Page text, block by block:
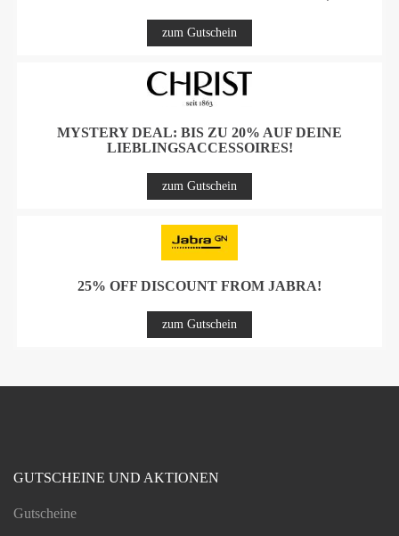
zum Gutschein
MYSTERY DEAL: BIS ZU 20% AUF DEINE
LIEBLINGSACCESSOIRES!
zum Gutschein
25% OFF DISCOUNT FROM JABRA!
zum Gutschein
GUTSCHEINE UND AKTIONEN
Gutscheine